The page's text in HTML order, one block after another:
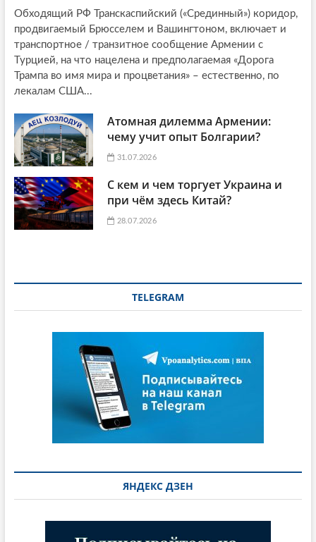
Обходящий РФ Транскаспийский («Срединный») коридор,
продвигаемый Брюсселем и Вашингтоном, включает и
транспортное / транзитное сообщение Армении с
Турцией, на что нацелена и предполагаемая «Дорога
Трампа во имя мира и процветания» – естественно, по
лекалам США...
Атомная дилемма Армении:
чему учит опыт Болгарии?
31.07.2026
С кем и чем торгует Украина и
при чём здесь Китай?
28.07.2026
TELEGRAM
ЯНДЕКС ДЗЕН